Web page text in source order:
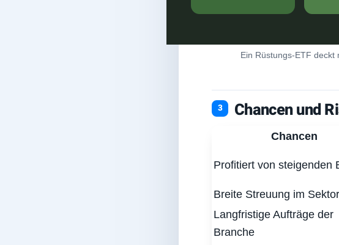
Ein Rüstungs-ETF deckt
Chancen und
Chancen
Profitiert von steigenden
Breite Streuung im Sektor
Langfristige Aufträge der
Branche